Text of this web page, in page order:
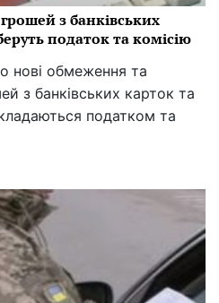
з банківських
податок та комісію
нові обмеження та
з банківських карток та
податком та